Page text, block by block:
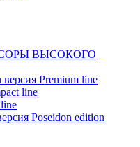
ВЫСОКОГО
Premium line
line
Poseidon edition